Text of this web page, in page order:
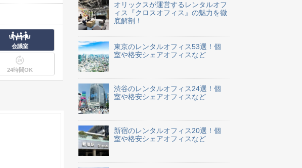
会議室
24時間OK
オリックスが運営するレンタルオフ
ィス『クロスオフィス』の魅力を徹
底解剖！
東京のレンタルオフィス53選！個
室や格安シェアオフィスなど
渋谷のレンタルオフィス24選！個
室や格安シェアオフィスなど
新宿のレンタルオフィス20選！個
室や格安シェアオフィスなど